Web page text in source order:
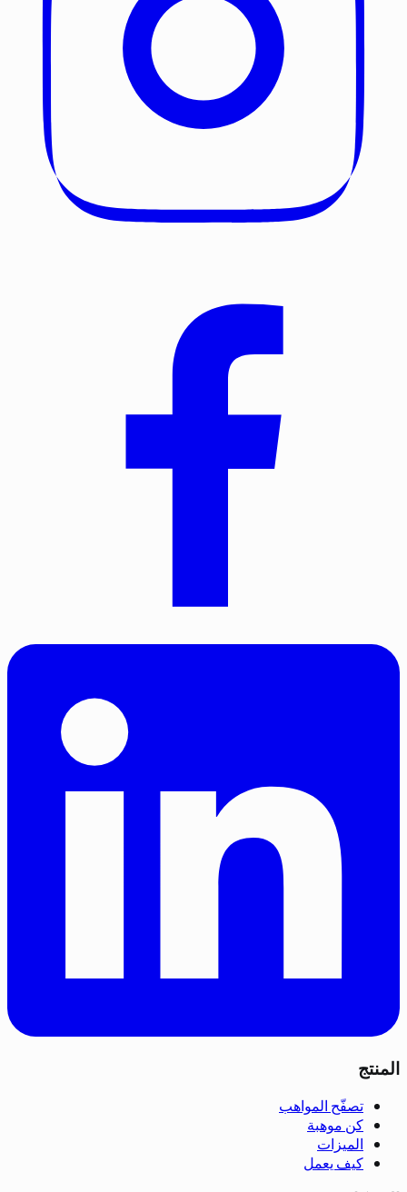
المنتج
تصفّح المواهب
كن موهبة
الميزات
كيف يعمل